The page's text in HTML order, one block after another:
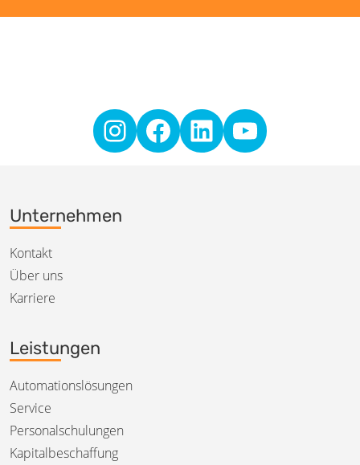
Unternehmen
Kontakt
Über uns
Karriere
Leistungen
Automationslösungen
Service
Personalschulungen
Kapitalbeschaffung